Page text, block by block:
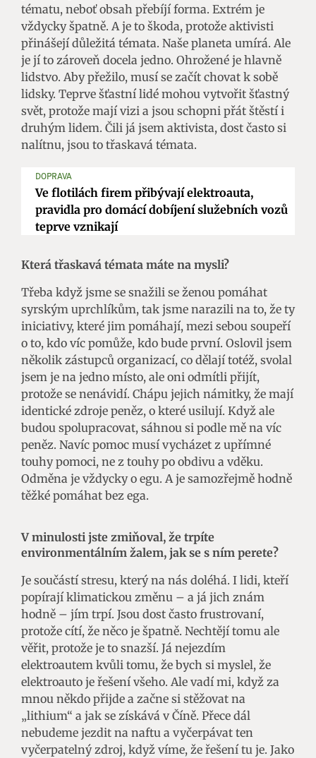
tématu, neboť obsah přebíjí forma. Extrém je
vždycky špatně. A je to škoda, protože aktivisti
přinášejí důležitá témata. Naše planeta umírá. Ale
je jí to zároveň docela jedno. Ohrožené je hlavně
lidstvo. Aby přežilo, musí se začít chovat k sobě
lidsky. Teprve šťastní lidé mohou vytvořit šťastný
svět, protože mají vizi a jsou schopni přát štěstí i
druhým lidem. Čili já jsem aktivista, dost často si
nalítnu, jsou to třaskavá témata.
DOPRAVA
Ve flotilách firem přibývají elektroauta,
pravidla pro domácí dobíjení služebních vozů
teprve vznikají
Která třaskavá témata máte na mysli?
Třeba když jsme se snažili se ženou pomáhat
syrským uprchlíkům, tak jsme narazili na to, že ty
iniciativy, které jim pomáhají, mezi sebou soupeří
o to, kdo víc pomůže, kdo bude první. Oslovil jsem
několik zástupců organizací, co dělají totéž, svolal
jsem je na jedno místo, ale oni odmítli přijít,
protože se nenávidí. Chápu jejich námitky, že mají
identické zdroje peněz, o které usilují. Když ale
budou spolupracovat, sáhnou si podle mě na víc
peněz. Navíc pomoc musí vycházet z upřímné
touhy pomoci, ne z touhy po obdivu a vděku.
Odměna je vždycky o egu. A je samozřejmě hodně
těžké pomáhat bez ega.
V minulosti jste zmiňoval, že trpíte
environmentálním žalem, jak se s ním perete?
Je součástí stresu, který na nás doléhá. I lidi, kteří
popírají klimatickou změnu – a já jich znám
hodně – jím trpí. Jsou dost často frustrovaní,
protože cítí, že něco je špatně. Nechtějí tomu ale
věřit, protože je to snazší. Já nejezdím
elektroautem kvůli tomu, že bych si myslel, že
elektroauto je řešení všeho. Ale vadí mi, když za
mnou někdo přijde a začne si stěžovat na
„lithium“ a jak se získává v Číně. Přece dál
nebudeme jezdit na naftu a vyčerpávat ten
vyčerpatelný zdroj, když víme, že řešení tu je. Jako